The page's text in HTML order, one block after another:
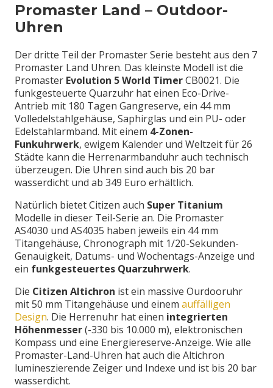
Promaster Land – Outdoor-
Uhren
Der dritte Teil der Promaster Serie besteht aus den 7
Promaster Land Uhren. Das kleinste Modell ist die
Promaster Evolution 5 World TimerCB0021. Die
funkgesteuerte Quarzuhr hat einen Eco-Drive-
Antrieb mit 180 Tagen Gangreserve, ein 44 mm
Volledelstahlgehäuse, Saphirglas und ein PU- oder
Edelstahlarmband. Mit einem 4-Zonen-
Funkuhrwerk, ewigem Kalender und Weltzeit für 26
Städte kann die Herrenarmbanduhr auch technisch
überzeugen. Die Uhren sind auch bis 20 bar
wasserdicht und ab 349 Euro erhältlich.
Natürlich bietet Citizen auch Super Titanium
Modelle in dieser Teil-Serie an. Die Promaster
AS4030 und AS4035 haben jeweils ein 44 mm
Titangehäuse, Chronograph mit 1/20-Sekunden-
Genauigkeit, Datums- und Wochentags-Anzeige und
ein funkgesteuertes Quarzuhrwerk.
Die Citizen Altichron ist ein massive Ourdooruhr
mit 50 mm Titangehäuse und einem auffälligen
Design. Die Herrenuhr hat einen integrierten
Höhenmesser(-330 bis 10.000 m), elektronischen
Kompass und eine Energiereserve-Anzeige. Wie alle
Promaster-Land-Uhren hat auch die Altichron
lumineszierende Zeiger und Indexe und ist bis 20 bar
wasserdicht.